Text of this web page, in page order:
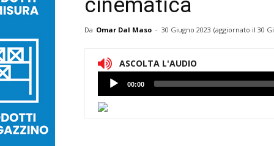
cinematica
Da Omar Dal Maso - 30 Giugno 2023 (aggiornato il 30
ASCOLTA L'AUDIO
Lettore
Audio
00:00